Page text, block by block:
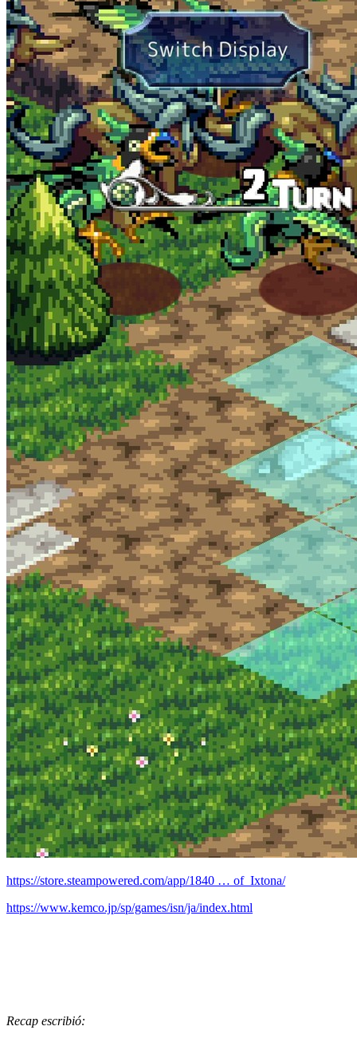
https://store.steampowered.com/app/1840 … of_Ixtona/
https://www.kemco.jp/sp/games/isn/ja/index.html
Recap escribió: